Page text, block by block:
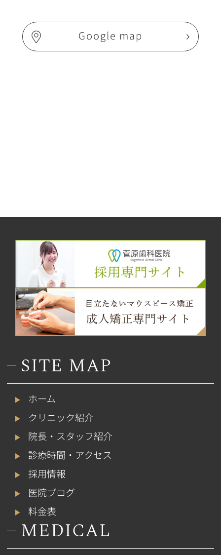
Google map
SITE MAP
ホーム
クリニック紹介
院長・スタッフ紹介
診療時間・アクセス
採用情報
医院ブログ
料金表
MEDICAL